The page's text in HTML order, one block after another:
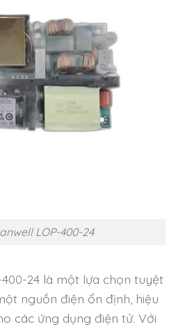
LOP-400-24
24 là một lựa chọn tuyệt
nguồn điện ổn định, hiệu
các ứng dụng điện tử. Với